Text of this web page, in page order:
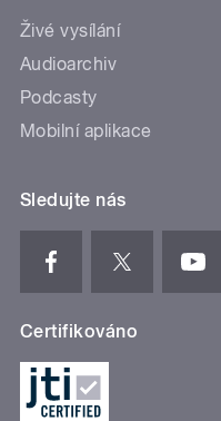
Živé vysílání
Audioarchiv
Podcasty
Mobilní aplikace
Sledujte nás
Certifikováno